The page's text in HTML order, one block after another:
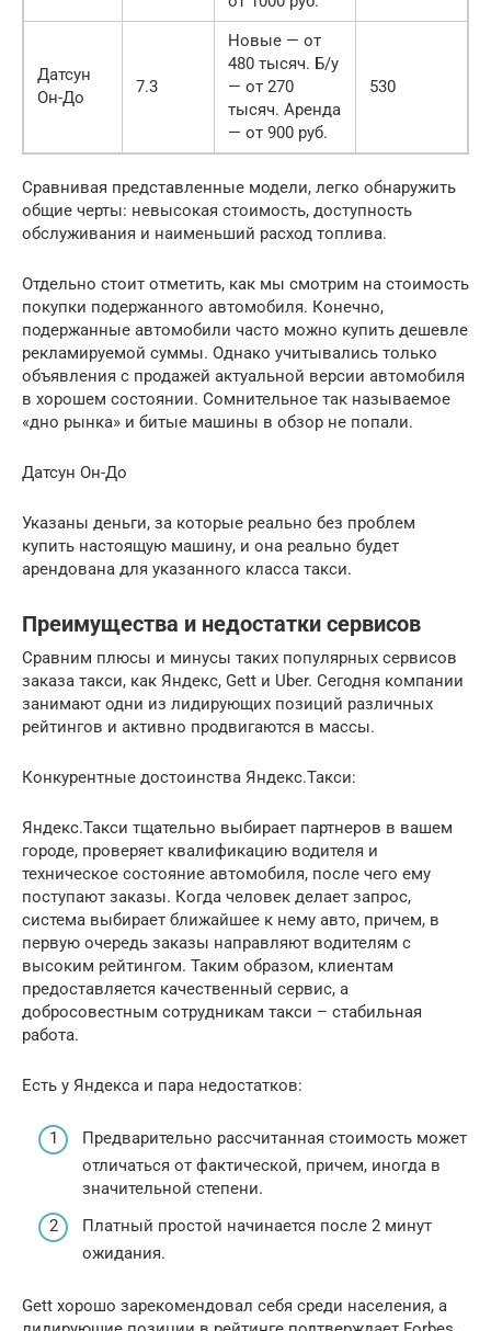
Датсун
Он-До
7.3
Новые — от
480 тысяч. Б/у
— от 270
тысяч. Аренда
— от 900 руб.
530
Сравнивая представленные модели, легко обнаружить
общие черты: невысокая стоимость, доступность
обслуживания и наименьший расход топлива.
Отдельно стоит отметить, как мы смотрим на стоимость
покупки подержанного автомобиля. Конечно,
подержанные автомобили часто можно купить дешевле
рекламируемой суммы. Однако учитывались только
объявления с продажей актуальной версии автомобиля
в хорошем состоянии. Сомнительное так называемое
«дно рынка» и битые машины в обзор не попали.
Датсун Он-До
Указаны деньги, за которые реально без проблем
купить настоящую машину, и она реально будет
арендована для указанного класса такси.
Преимущества и недостатки сервисов
Сравним плюсы и минусы таких популярных сервисов
заказа такси, как Яндекс, Gett и Uber. Сегодня компании
занимают одни из лидирующих позиций различных
рейтингов и активно продвигаются в массы.
Конкурентные достоинства Яндекс.Такси:
Яндекс.Такси тщательно выбирает партнеров в вашем
городе, проверяет квалификацию водителя и
техническое состояние автомобиля, после чего ему
поступают заказы. Когда человек делает запрос,
система выбирает ближайшее к нему авто, причем, в
первую очередь заказы направляют водителям с
высоким рейтингом. Таким образом, клиентам
предоставляется качественный сервис, а
добросовестным сотрудникам такси – стабильная
работа.
Есть у Яндекса и пара недостатков:
Предварительно рассчитанная стоимость может
отличаться от фактической, причем, иногда в
значительной степени.
Платный простой начинается после 2 минут
ожидания.
Gett хорошо зарекомендовал себя среди населения, а